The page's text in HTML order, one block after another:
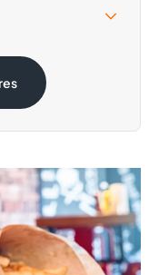
- 20:00